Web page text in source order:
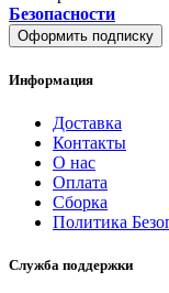
Безопасности
Оформить подписку
Информация
Доставка
Контакты
О нас
Оплата
Сборка
Политика
Служба поддержки